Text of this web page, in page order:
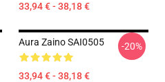
33,94 € - 38,18 €
Aura Zaino SAI0505
33,94 € - 38,18 €
-20%